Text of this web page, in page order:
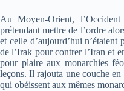
Au Moyen-Orient,
prétendant mettre de l’ordre
et celle d’aujourd’hui
de l’Irak pour contrer l’Iran et
pour plaire aux monarchies
leçons. Il rajouta une couche en
qui obéissent aux mêmes